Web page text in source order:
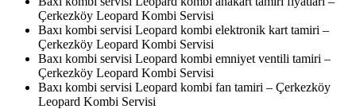
Çerkezköy Leopard Kombi Servisi
Baxı kombi servisi Leopard kombi elektronik kart tamiri –
Çerkezköy Leopard Kombi Servisi
Baxı kombi servisi Leopard kombi emniyet ventili tamiri –
Çerkezköy Leopard Kombi Servisi
Baxı kombi servisi Leopard kombi fan tamiri – Çerkezköy
Leopard Kombi Servisi